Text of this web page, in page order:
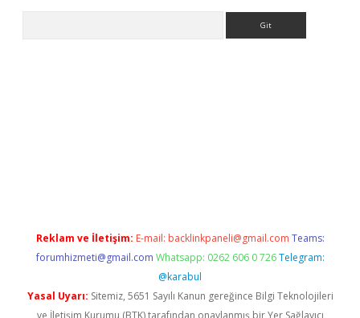
Reklam ve İletişim: E-mail: backlinkpaneli@gmail.com Teams:
forumhizmeti@gmail.com Whatsapp: 0262 606 0 726 Telegram:
@karabul
Yasal Uyarı: Sitemiz, 5651 Sayılı Kanun gereğince Bilgi Teknolojileri
ve İletişim Kurumu (BTK) tarafından onaylanmış bir Yer Sağlayıcı